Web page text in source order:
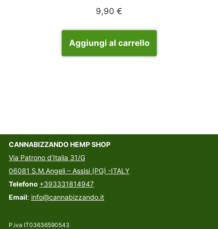
9,90 €
Aggiungi al carrello
CANNABIZZANDO HEMP SHOP
Via Patrono d’Italia 31/G
06081 S.M.Angeli – Assisi (PG) -ITALY
Telefono +393331814947
Email: info@cannabizzando.it
P.iva IT03636590543